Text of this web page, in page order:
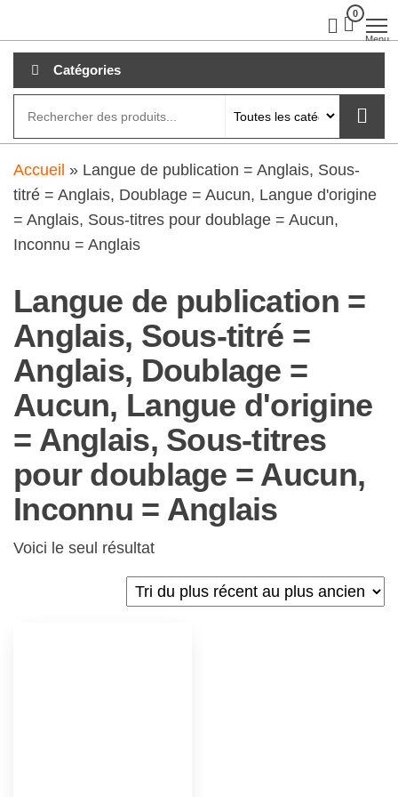
au
contenu
0
Menu
Catégories
Accueil » Langue de publication = Anglais, Sous-
titré = Anglais, Doublage = Aucun, Langue d'origine
= Anglais, Sous-titres pour doublage = Aucun,
Inconnu = Anglais
Langue de publication =
Anglais, Sous-titré =
Anglais, Doublage =
Aucun, Langue d'origine
= Anglais, Sous-titres
pour doublage = Aucun,
Inconnu = Anglais
Voici le seul résultat